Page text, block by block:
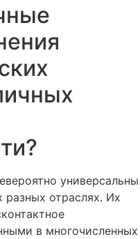
универсальны
отраслях. Их
в многочисленных